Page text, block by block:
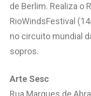
de Berlim. Realiza o
RioWindsFestival
no circuito mundial
sopros.
Arte Sesc
Rua Marques de